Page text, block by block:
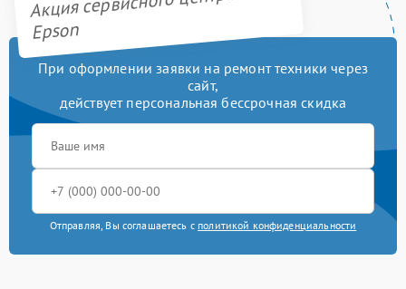
Epson
При оформлении заявки на ремонт техники через
сайт,
действует персональная бессрочная скидка
Отправляя, Вы соглашаетесь с политикой конфиденциальности